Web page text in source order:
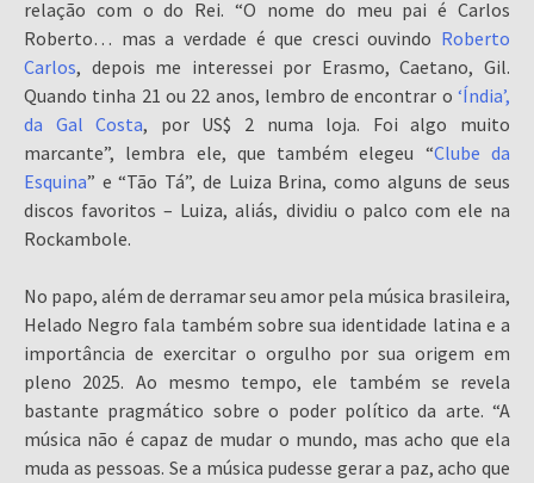
relação com o do Rei. “O nome do meu pai é Carlos
Roberto… mas a verdade é que cresci ouvindo Roberto
Carlos, depois me interessei por Erasmo, Caetano, Gil.
Quando tinha 21 ou 22 anos, lembro de encontrar o ‘Índia’,
da Gal Costa, por US$ 2 numa loja. Foi algo muito
marcante”, lembra ele, que também elegeu “Clube da
Esquina” e “Tão Tá”, de Luiza Brina, como alguns de seus
discos favoritos – Luiza, aliás, dividiu o palco com ele na
Rockambole.
No papo, além de derramar seu amor pela música brasileira,
Helado Negro fala também sobre sua identidade latina e a
importância de exercitar o orgulho por sua origem em
pleno 2025. Ao mesmo tempo, ele também se revela
bastante pragmático sobre o poder político da arte. “A
música não é capaz de mudar o mundo, mas acho que ela
muda as pessoas. Se a música pudesse gerar a paz, acho que